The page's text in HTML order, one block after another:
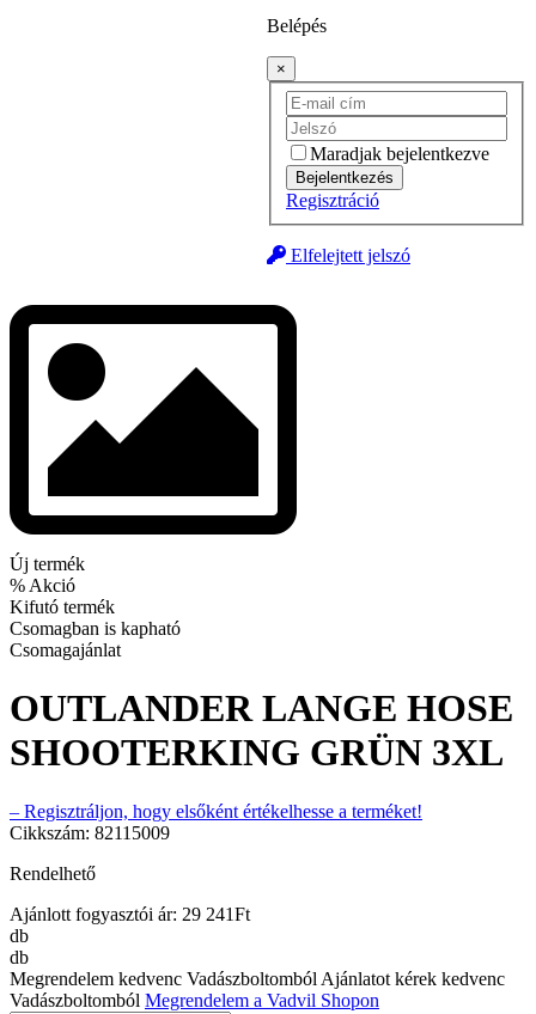
Belépés
×
Maradjak bejelentkezve
Bejelentkezés
Regisztráció
Elfelejtett jelszó
Új termék
% Akció
Kifutó termék
Csomagban is kapható
Csomagajánlat
OUTLANDER LANGE HOSE
SHOOTERKING GRÜN 3XL
– Regisztráljon, hogy elsőként értékelhesse a terméket!
Cikkszám: 82115009
Rendelhető
Ajánlott fogyasztói ár: 29 241Ft
db
db
Megrendelem kedvenc Vadászboltomból Ajánlatot kérek kedvenc
Vadászboltomból Megrendelem a Vadvil Shopon